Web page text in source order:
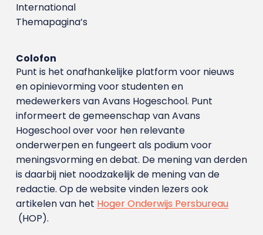
International
Themapagina’s
Colofon
Punt is het onafhankelijke platform voor nieuws
en opinievorming voor studenten en
medewerkers van Avans Hoge­school. Punt
informeert de gemeenschap van Avans
Hogeschool over voor hen relevante
onderwerpen en fungeert als podium voor
meningsvorming en debat. De mening van derden
is daarbij niet noodzakelijk de mening van de
redactie. Op de website vinden lezers ook
artikelen van het Hoger Onderwijs Persbureau
(HOP).